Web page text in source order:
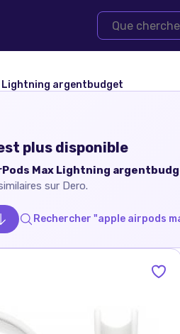
Lightning argentbudget
plus disponible
Max Lightning
sur Dero.
Rechercher "apple airpods